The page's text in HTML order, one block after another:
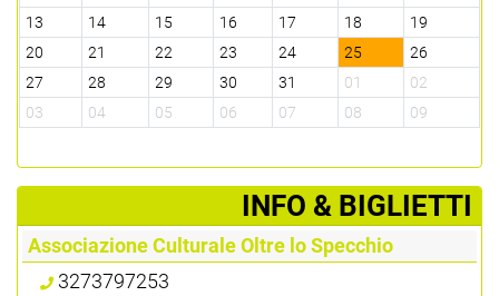
13
14 15 16 17 18
19
20
21 22 23 24 25
26
27
28 29 30 31 01
02
03
04 05 06 07 08 09
­INFO & BIGLIETTI
Associazione Culturale Oltre lo Specchio
3273797253